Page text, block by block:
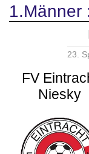
1.Männer
23.
FV
Niesky